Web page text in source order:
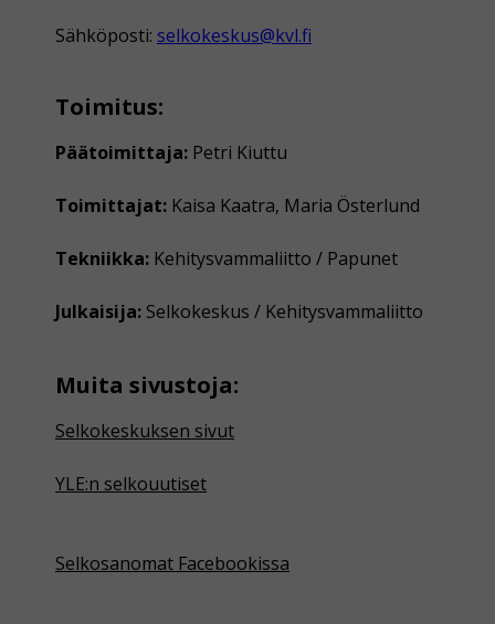
Sähköposti: selkokeskus@kvl.fi
Toimitus:
Päätoimittaja: Petri Kiuttu
Toimittajat: Kaisa Kaatra, Maria Österlund
Tekniikka: Kehitysvammaliitto / Papunet
Julkaisija: Selkokeskus / Kehitysvammaliitto
Muita sivustoja:
Selkokeskuksen sivut
YLE:n selkouutiset
Selkosanomat Facebookissa